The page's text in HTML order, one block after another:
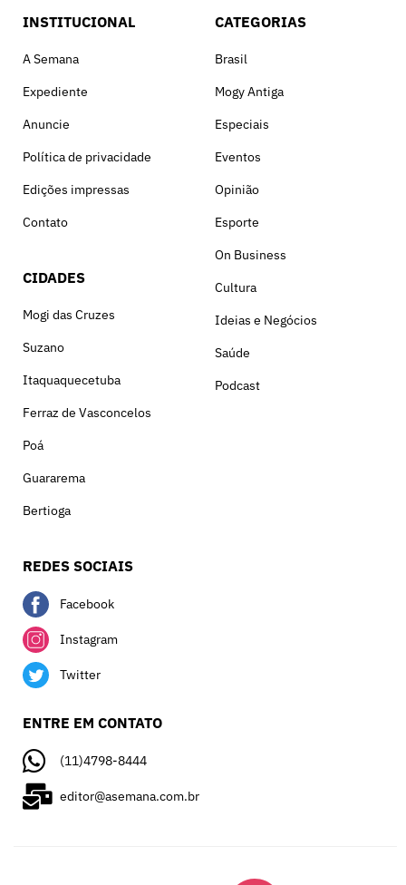
INSTITUCIONAL
A Semana
Expediente
Anuncie
Política de privacidade
Edições impressas
Contato
CIDADES
Mogi das Cruzes
Suzano
Itaquaquecetuba
Ferraz de Vasconcelos
Poá
Guararema
Bertioga
CATEGORIAS
Brasil
Mogy Antiga
Especiais
Eventos
Opinião
Esporte
On Business
Cultura
Ideias e Negócios
Saúde
Podcast
REDES SOCIAIS
Facebook
Instagram
Twitter
ENTRE EM CONTATO
(11)4798-8444
editor@asemana.com.br